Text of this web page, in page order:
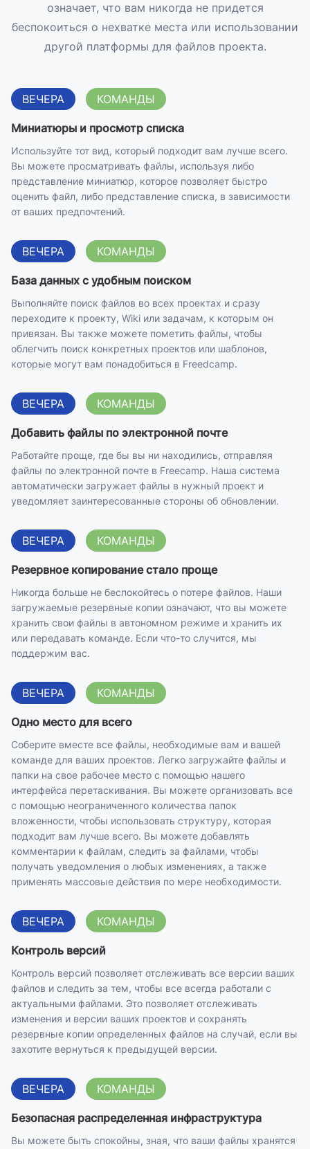
означает, что вам никогда не придется
беспокоиться о нехватке места или использовании
другой платформы для файлов проекта.
ВЕЧЕРА КОМАНДЫ
Миниатюры и просмотр списка
Используйте тот вид, который подходит вам лучше всего.
Вы можете просматривать файлы, используя либо
представление миниатюр, которое позволяет быстро
оценить файл, либо представление списка, в зависимости
от ваших предпочтений.
ВЕЧЕРА КОМАНДЫ
База данных с удобным поиском
Выполняйте поиск файлов во всех проектах и ​​сразу
переходите к проекту, Wiki или задачам, к которым он
привязан. Вы также можете пометить файлы, чтобы
облегчить поиск конкретных проектов или шаблонов,
которые могут вам понадобиться в Freedcamp.
ВЕЧЕРА КОМАНДЫ
Добавить файлы по электронной почте
Работайте проще, где бы вы ни находились, отправляя
файлы по электронной почте в Freecamp. Наша система
автоматически загружает файлы в нужный проект и
уведомляет заинтересованные стороны об обновлении.
ВЕЧЕРА КОМАНДЫ
Резервное копирование стало проще
Никогда больше не беспокойтесь о потере файлов. Наши
загружаемые резервные копии означают, что вы можете
хранить свои файлы в автономном режиме и хранить их
или передавать команде. Если что-то случится, мы
поддержим вас.
ВЕЧЕРА КОМАНДЫ
Одно место для всего
Соберите вместе все файлы, необходимые вам и вашей
команде для ваших проектов. Легко загружайте файлы и
папки на свое рабочее место с помощью нашего
интерфейса перетаскивания. Вы можете организовать все
с помощью неограниченного количества папок
вложенности, чтобы использовать структуру, которая
подходит вам лучше всего. Вы можете добавлять
комментарии к файлам, следить за файлами, чтобы
получать уведомления о любых изменениях, а также
применять массовые действия по мере необходимости.
ВЕЧЕРА КОМАНДЫ
Контроль версий
Контроль версий позволяет отслеживать все версии ваших
файлов и следить за тем, чтобы все всегда работали с
актуальными файлами. Это позволяет отслеживать
изменения и версии ваших проектов и сохранять
резервные копии определенных файлов на случай, если вы
захотите вернуться к предыдущей версии.
ВЕЧЕРА КОМАНДЫ
Безопасная распределенная инфраструктура
Вы можете быть спокойны, зная, что ваши файлы хранятся